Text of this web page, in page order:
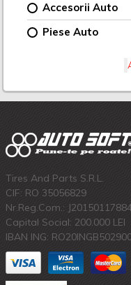
Accesorii Auto
Piese Auto
Tires And Parts S.R.L.
CIF: RO 35056829
Nr.Reg.Com.:
Capital Social: 200.000 LEI
IBAN ING: